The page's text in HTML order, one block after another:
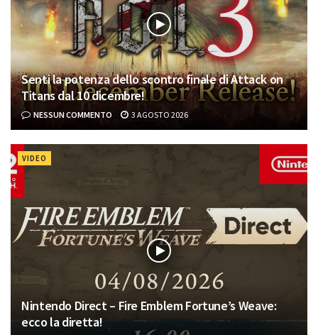
Senti la potenza dello scontro finale di Attack on
Titans dal 10 dicembre!
NESSUN COMMENTO 3 AGOSTO 2026
VIDEO
Nintendo Direct – Fire Emblem Fortune’s Weave:
ecco la diretta!